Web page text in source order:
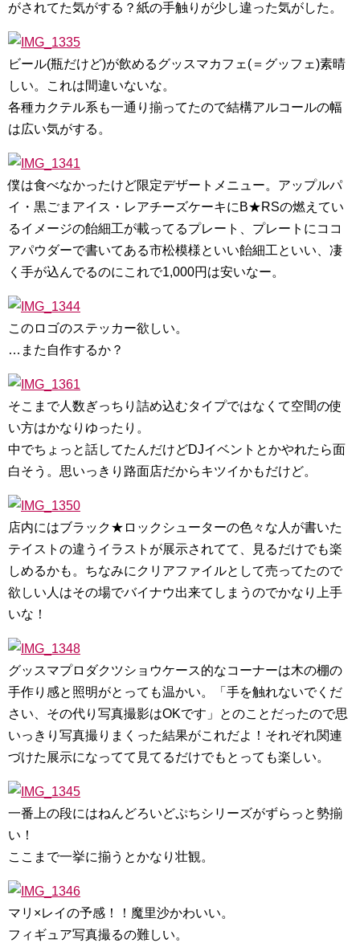
がされてた気がする？紙の手触りが少し違った気がした。
ビール(瓶だけど)が飲めるグッスマカフェ(＝グッフェ)素晴
しい。これは間違いないな。
各種カクテル系も一通り揃ってたので結構アルコールの幅
は広い気がする。
僕は食べなかったけど限定デザートメニュー。アップルパ
イ・黒ごまアイス・レアチーズケーキにB★RSの燃えてい
るイメージの飴細工が載ってるプレート、プレートにココ
アパウダーで書いてある市松模様といい飴細工といい、凄
く手が込んでるのにこれで1,000円は安いなー。
このロゴのステッカー欲しい。
…また自作するか？
そこまで人数ぎっちり詰め込むタイプではなくて空間の使
い方はかなりゆったり。
中でちょっと話してたんだけどDJイベントとかやれたら面
白そう。思いっきり路面店だからキツイかもだけど。
店内にはブラック★ロックシューターの色々な人が書いた
テイストの違うイラストが展示されてて、見るだけでも楽
しめるかも。ちなみにクリアファイルとして売ってたので
欲しい人はその場でバイナウ出来てしまうのでかなり上手
いな！
グッスマプロダクツショウケース的なコーナーは木の棚の
手作り感と照明がとっても温かい。「手を触れないでくだ
さい、その代り写真撮影はOKです」とのことだったので思
いっきり写真撮りまくった結果がこれだよ！それぞれ関連
づけた展示になってて見てるだけでもとっても楽しい。
一番上の段にはねんどろいどぷちシリーズがずらっと勢揃
い！
ここまで一挙に揃うとかなり壮観。
マリ×レイの予感！！魔里沙かわいい。
フィギュア写真撮るの難しい。